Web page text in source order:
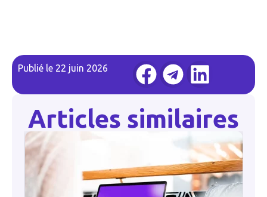
Publié le 22 juin 2026
Articles similaires